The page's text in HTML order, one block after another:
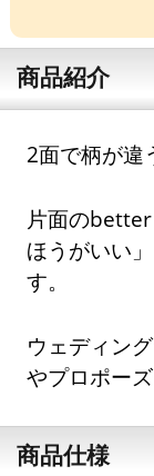
商品紹介
2面で柄が違
片面の
ほうがいい
す。
ウェディン
やプロポー
商品仕様